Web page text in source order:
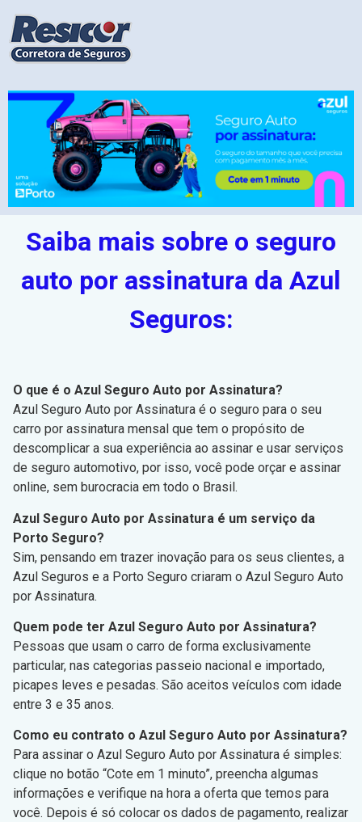
Saiba mais sobre o seguro
auto por assinatura da Azul
Seguros:
O que é o Azul Seguro Auto por Assinatura?
Azul Seguro Auto por Assinatura é o seguro para o seu
carro por assinatura mensal que tem o propósito de
descomplicar a sua experiência ao assinar e usar serviços
de seguro automotivo, por isso, você pode orçar e assinar
online, sem burocracia em todo o Brasil.
Azul Seguro Auto por Assinatura é um serviço da
Porto Seguro?
Sim, pensando em trazer inovação para os seus clientes, a
Azul Seguros e a Porto Seguro criaram o Azul Seguro Auto
por Assinatura.
Quem pode ter Azul Seguro Auto por Assinatura?
Pessoas que usam o carro de forma exclusivamente
particular, nas categorias passeio nacional e importado,
picapes leves e pesadas. São aceitos veículos com idade
entre 3 e 35 anos.
Como eu contrato o Azul Seguro Auto por Assinatura?
Para assinar o Azul Seguro Auto por Assinatura é simples:
clique no botão “Cote em 1 minuto”, preencha algumas
informações e verifique na hora a oferta que temos para
você. Depois é só colocar os dados de pagamento, realizar